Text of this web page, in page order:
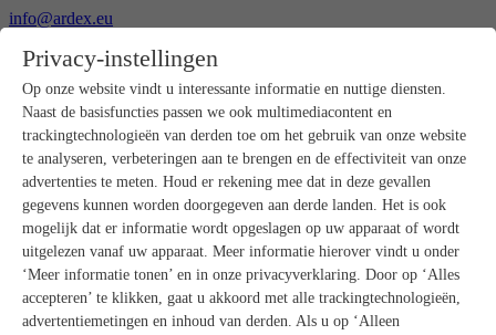
info@ardex.eu
Nederlands
Français
Producten
Productoverzicht
Ruwbouw
Dekvloeren
Voorbereiding ondergrond
Vloeregalisaties
Afdichtingen
Tegellijmen
Voegmortels
Voegen / Siliconen
Privacy-instellingen
Op onze website vindt u interessante informatie en nuttige diensten.
Naast de basisfuncties passen we ook multimediacontent en
trackingtechnologieën van derden toe om het gebruik van onze website
te analyseren, verbeteringen aan te brengen en de effectiviteit van onze
advertenties te meten. Houd er rekening mee dat in deze gevallen
gegevens kunnen worden doorgegeven aan derde landen. Het is ook
mogelijk dat er informatie wordt opgeslagen op uw apparaat of wordt
uitgelezen vanaf uw apparaat. Meer informatie hierover vindt u onder
‘Meer informatie tonen’ en in onze privacyverklaring. Door op ‘Alles
accepteren’ te klikken, gaat u akkoord met alle trackingtechnologieën,
advertentiemetingen en inhoud van derden. Als u op ‘Alleen